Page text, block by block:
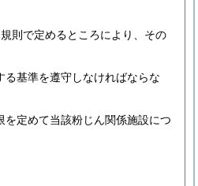
則で定めるところにより、その
基準を遵守しなければならな
定めて当該粉じん関係施設につ